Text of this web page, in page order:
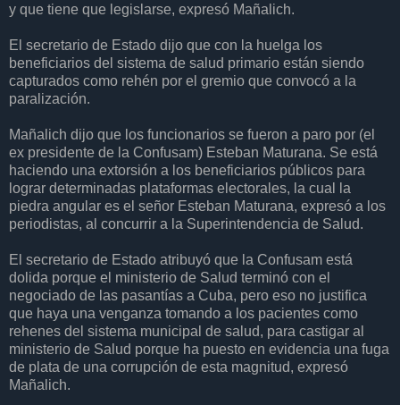
y que tiene que legislarse, expresó Mañalich.
El secretario de Estado dijo que con la huelga los
beneficiarios del sistema de salud primario están siendo
capturados como rehén por el gremio que convocó a la
paralización.
Mañalich dijo que los funcionarios se fueron a paro por (el
ex presidente de la Confusam) Esteban Maturana. Se está
haciendo una extorsión a los beneficiarios públicos para
lograr determinadas plataformas electorales, la cual la
piedra angular es el señor Esteban Maturana, expresó a los
periodistas, al concurrir a la Superintendencia de Salud.
El secretario de Estado atribuyó que la Confusam está
dolida porque el ministerio de Salud terminó con el
negociado de las pasantías a Cuba, pero eso no justifica
que haya una venganza tomando a los pacientes como
rehenes del sistema municipal de salud, para castigar al
ministerio de Salud porque ha puesto en evidencia una fuga
de plata de una corrupción de esta magnitud, expresó
Mañalich.